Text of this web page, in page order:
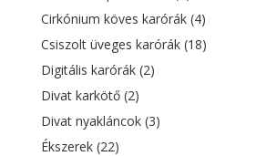
Cirkónium köves karórák (4)
Csiszolt üveges karórák (18)
Digitális karórák (2)
Divat karkötő (2)
Divat nyakláncok (3)
Ékszerek (22)